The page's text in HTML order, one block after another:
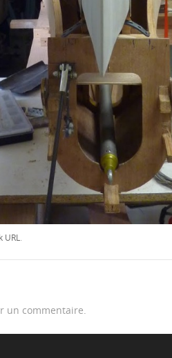
URL
un commentaire.